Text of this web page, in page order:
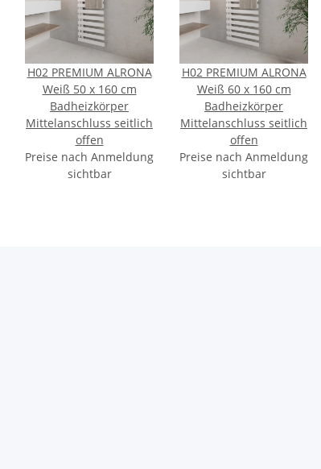
H02 PREMIUM ALRONA
Weiß 50 x 160 cm
Badheizkörper
Mittelanschluss seitlich
offen
Preise nach Anmeldung
sichtbar
H02 PREMIUM ALRONA
Weiß 60 x 160 cm
Badheizkörper
Mittelanschluss seitlich
offen
Preise nach Anmeldung
sichtbar